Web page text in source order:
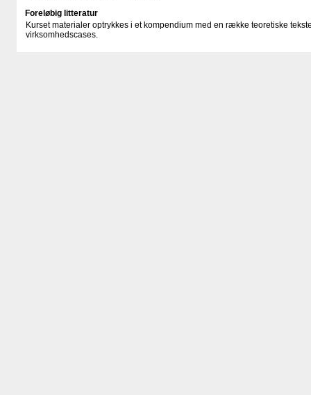
Foreløbig litteratur
Kurset materialer optrykkes i et kompendium med en række teoretiske
virksomhedscases.